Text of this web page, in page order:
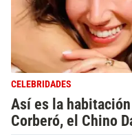
CELEBRIDADES
Así es la
Corberó, el Chino